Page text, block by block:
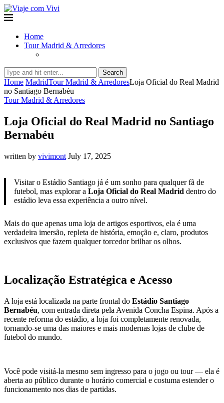
Home
Tour Madrid & Arredores
Search
Home MadridTour Madrid & ArredoresLoja Oficial do Real Madrid
no Santiago Bernabéu
Tour Madrid & Arredores
Loja Oficial do Real Madrid no Santiago
Bernabéu
written by vivimont July 17, 2025
Visitar o Estádio Santiago já é um sonho para qualquer fã de
futebol, mas explorar a Loja Oficial do Real Madrid dentro do
estádio leva essa experiência a outro nível.
Mais do que apenas uma loja de artigos esportivos, ela é uma
verdadeira imersão, repleta de história, emoção e, claro, produtos
exclusivos que fazem qualquer torcedor brilhar os olhos.
Localização Estratégica e Acesso
A loja está localizada na parte frontal do Estádio Santiago
Bernabéu, com entrada direta pela Avenida Concha Espina. Após a
recente reforma do estádio, a loja foi completamente renovada,
tornando-se uma das maiores e mais modernas lojas de clube de
futebol do mundo.
Você pode visitá-la mesmo sem ingresso para o jogo ou tour — ela é
aberta ao público durante o horário comercial e costuma estender o
funcionamento nos dias de partidas.